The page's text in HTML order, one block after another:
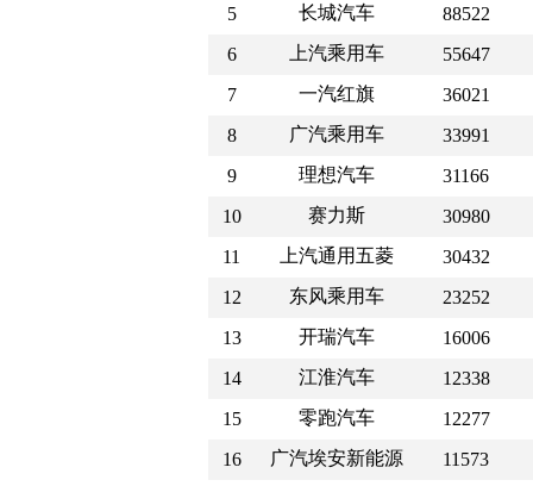
5
长城汽车
88522
6
上汽乘用车
55647
7
一汽红旗
36021
8
广汽乘用车
33991
9
理想汽车
31166
10
赛力斯
30980
11
上汽通用五菱
30432
12
东风乘用车
23252
13
开瑞汽车
16006
14
江淮汽车
12338
15
零跑汽车
12277
16
广汽埃安新能源
11573